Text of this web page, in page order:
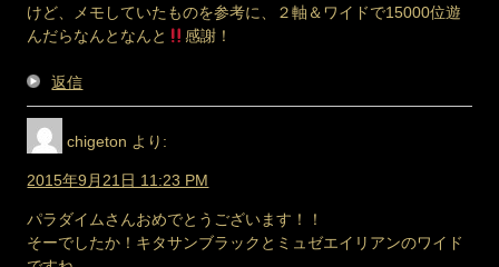
けど、メモしていたものを参考に、２軸＆ワイドで15000位遊
んだらなんとなんと
感謝！
返信
chigeton より:
2015年9月21日 11:23 PM
パラダイムさんおめでとうございます！！
そーでしたか！キタサンブラックとミュゼエイリアンのワイド